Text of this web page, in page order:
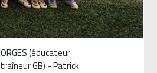
(éducateur
GB) - Patrick